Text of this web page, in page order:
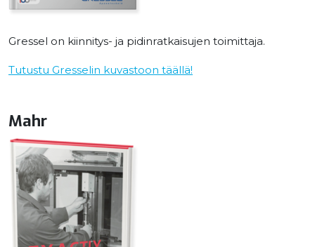
Gressel on kiinnitys- ja pidinratkaisujen toimittaja.
Tutustu Gresselin kuvastoon täällä!
Mahr